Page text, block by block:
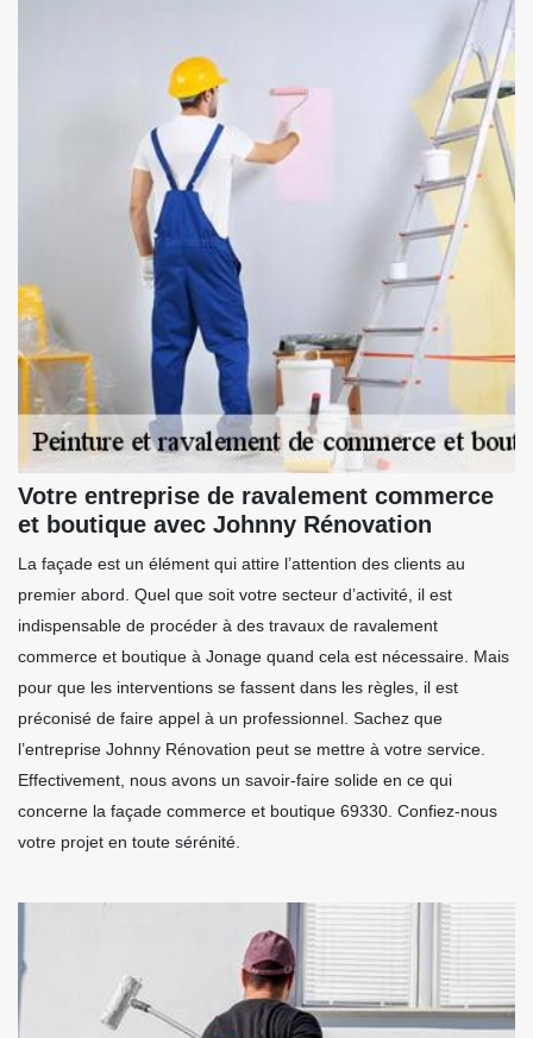
Votre entreprise de ravalement commerce
et boutique avec Johnny Rénovation
La façade est un élément qui attire l’attention des clients au
premier abord. Quel que soit votre secteur d’activité, il est
indispensable de procéder à des travaux de ravalement
commerce et boutique à Jonage quand cela est nécessaire. Mais
pour que les interventions se fassent dans les règles, il est
préconisé de faire appel à un professionnel. Sachez que
l’entreprise Johnny Rénovation peut se mettre à votre service.
Effectivement, nous avons un savoir-faire solide en ce qui
concerne la façade commerce et boutique 69330. Confiez-nous
votre projet en toute sérénité.